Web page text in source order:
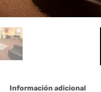
Información adicional